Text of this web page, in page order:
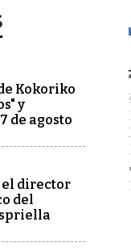
Kokoriko
y
de agosto
el director
del